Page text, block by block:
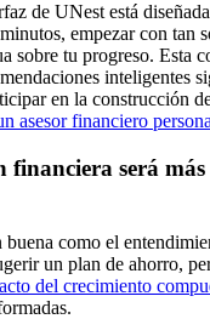
de UNest está
empezar con tan
sobre tu progreso. Esta
inteligentes
en la construcción
asesor financiero
financiera será
como el
un plan de ahorro,
del crecimiento